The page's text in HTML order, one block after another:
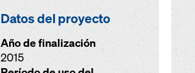
Datos del proyecto
Año de finalización
2015